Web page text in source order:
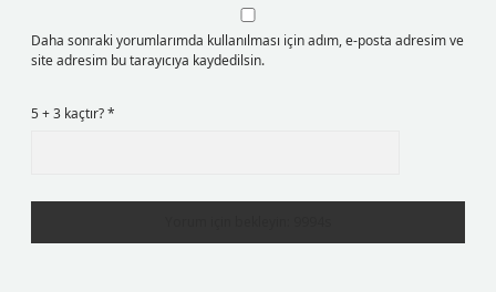
Daha sonraki yorumlarımda kullanılması için adım, e-posta adresim ve
site adresim bu tarayıcıya kaydedilsin.
5 + 3 kaçtır?*